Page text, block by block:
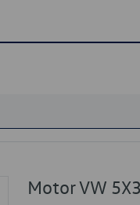
Motor VW